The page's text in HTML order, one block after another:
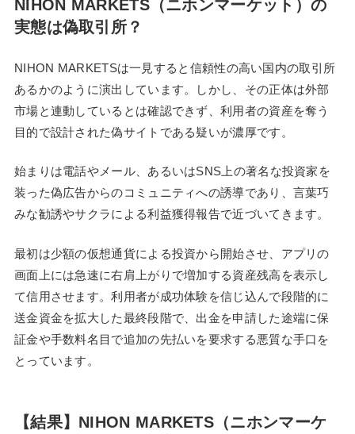
NIHON MARKETS（ニホンマーケット）の
実態は偽取引所？
NIHON MARKETSは一見すると信頼性の高い国内の取引所
あるかのように演出しています。しかし、その正体は外部
市場と連動しているとは確認できず、利用者の資産を奪う
目的で設計された偽サイトである疑いが濃厚です。
始まりは電話やメール、あるいはSNS上の著名な投資家を
装った偽広告からのコミュニティへの誘導であり、言葉巧
みな勧誘やサクラによる利益獲得報告で近づいてきます。
最初は少額の仮想通貨による投資から開始させ、アプリの
画面上には急速に右肩上がりで増加する資産残高を表示し
て信用させます。利用者が成功体験を信じ込んで段階的に
送金資金を拡大した最終段階で、出金を申請した途端に保
証金や手数料名目で追加の先払いを要求する悪質な手口を
とっています。
【結果】NIHON MARKETS（ニホンマーケ